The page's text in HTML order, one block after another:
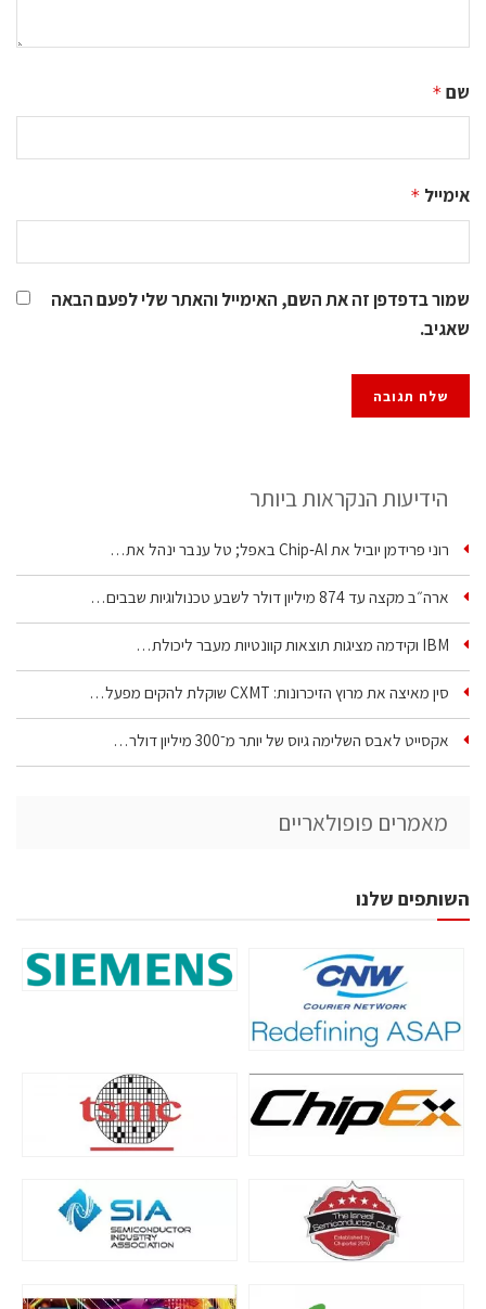
שם *
אימייל *
שמור בדפדפן זה את השם, האימייל והאתר שלי לפעם הבאה
שאגיב.
הידיעות הנקראות ביותר
רוני פרידמן יוביל את Chip‑AI באפל; טל ענבר ינהל את…
ארה״ב מקצה עד 874 מיליון דולר לשבע טכנולוגיות שבבים…
IBM וקידמה מציגות תוצאות קוונטיות מעבר ליכולת…
סין מאיצה את מרוץ הזיכרונות: CXMT שוקלת להקים מפעל…
אקסייט לאבס השלימה גיוס של יותר מ־300 מיליון דולר…
מאמרים פופולאריים
השותפים שלנו